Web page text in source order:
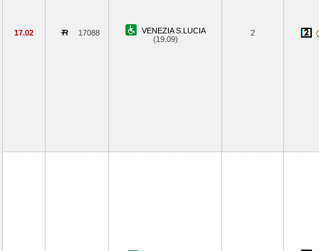
17.02 17088
VENEZIA S.LUCIA
(19.09)
2